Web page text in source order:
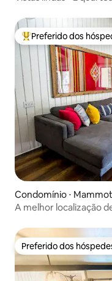
Entre os melhores
Preferido dos
Condomínio ⋅
A melhor localização
Preferido dos
Preferido dos